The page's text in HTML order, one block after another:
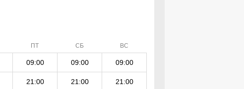
ПТ СБ ВС
09:00 09:00 09:00
21:00 21:00 21:00